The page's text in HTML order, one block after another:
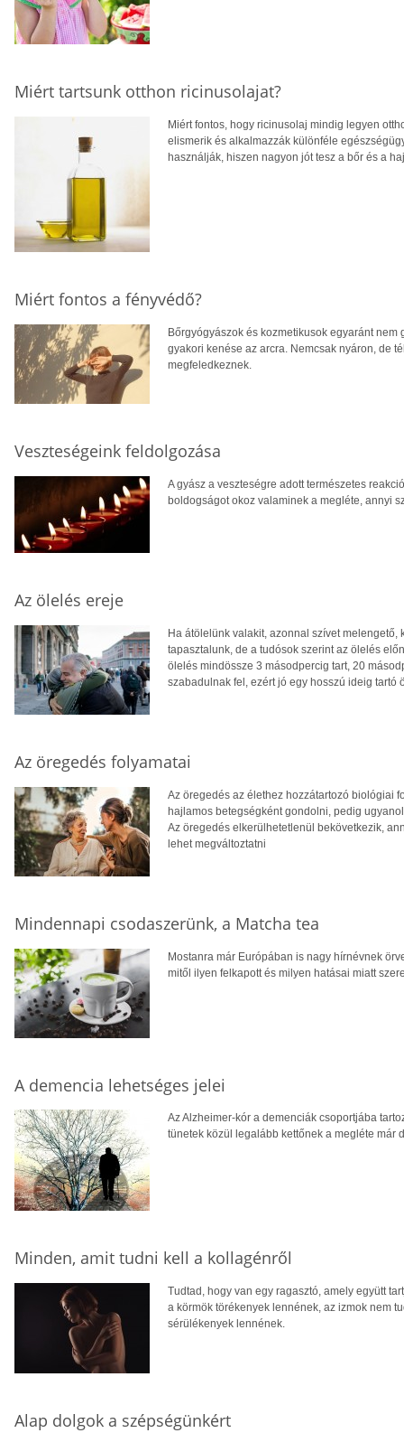
Miért tartsunk otthon ricinusolajat?
Miért fontos, hogy ricinusolaj mindig legyen
elismerik és alkalmazzák különféle
használják, hiszen nagyon jót tesz a bőr és a
Miért fontos a fényvédő?
Bőrgyógyászok és kozmetikusok egyaránt
gyakori kenése az arcra. Nemcsak nyáron, de
megfeledkeznek.
Veszteségeink feldolgozása
A gyász a veszteségre adott természetes
boldogságot okoz valaminek a megléte, annyi
Az ölelés ereje
Ha átölelünk valakit, azonnal szívet
tapasztalunk, de a tudósok szerint az ölelés
ölelés mindössze 3 másodpercig tart, 20
szabadulnak fel, ezért jó egy hosszú ideig tartó
Az öregedés folyamatai
Az öregedés az élethez hozzátartozó biológiai
hajlamos betegségként gondolni, pedig
Az öregedés elkerülhetetlenül bekövetkezik,
lehet megváltoztatni
Mindennapi csodaszerünk, a Matcha tea
Mostanra már Európában is nagy hírnévnek
mitől ilyen felkapott és milyen hatásai miatt
A demencia lehetséges jelei
Az Alzheimer-kór a demenciák csoportjába
tünetek közül legalább kettőnek a megléte már
Minden, amit tudni kell a kollagénről
Tudtad, hogy van egy ragasztó, amely együtt
a körmök törékenyek lennének, az izmok nem
sérülékenyek lennének.
Alap dolgok a szépségünkért